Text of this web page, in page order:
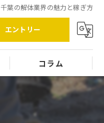
千葉の解体業界の魅力と稼ぎ方
エントリー
コラム